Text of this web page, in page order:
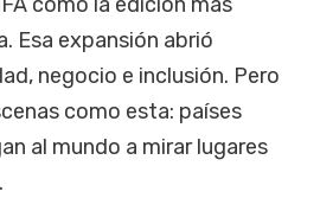
Esa expansión abrió
negocio e inclusión. Pero
como esta: países
al mundo a mirar lugares